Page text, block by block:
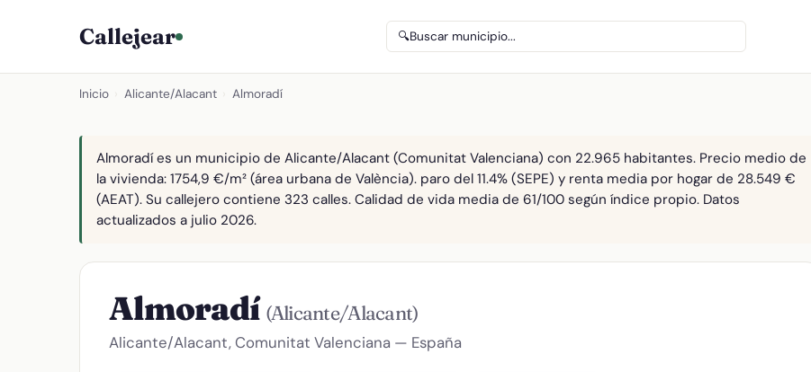
Callejear 🔍Buscar municipio...
Inicio Alicante/Alacant Almoradí
Almoradí es un municipio de Alicante/Alacant (Comunitat Valenciana) con 22.965 habitantes. Precio medio de
la vivienda: 1754,9 €/m² (área urbana de València). paro del 11.4% (SEPE) y renta media por hogar de 28.549 €
(AEAT). Su callejero contiene 323 calles. Calidad de vida media de 61/100 según índice propio. Datos
actualizados a julio 2026.
Almoradí (Alicante/Alacant)
Alicante/Alacant, Comunitat Valenciana — España